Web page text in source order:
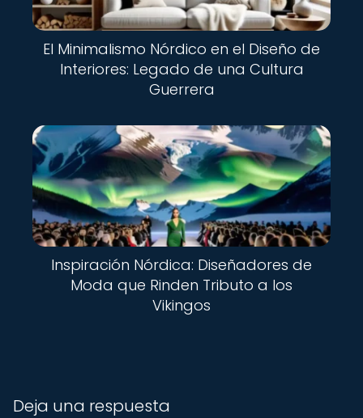
El Minimalismo Nórdico en el Diseño de
Interiores: Legado de una Cultura
Guerrera
Inspiración Nórdica: Diseñadores de
Moda que Rinden Tributo a los
Vikingos
Deja una respuesta